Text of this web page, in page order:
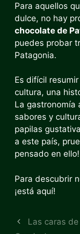
Para aquellos
dulce, no hay
chocolate de
puedes probar
Patagonia.
Es difícil
cultura, una
La gastronomía
sabores y
papilas
a este país,
pensado en ello!
Para descubrir
¡está aquí!
Las caras